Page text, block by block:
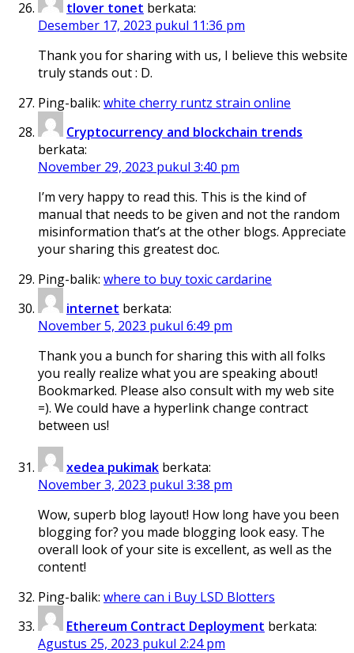
tlover tonet berkata:
Desember 17, 2023 pukul 11:36 pm
Thank you for sharing with us, I believe this website
truly stands out : D.
Ping-balik: white cherry runtz strain online
Cryptocurrency and blockchain trends
berkata:
November 29, 2023 pukul 3:40 pm
I’m very happy to read this. This is the kind of
manual that needs to be given and not the random
misinformation that’s at the other blogs. Appreciate
your sharing this greatest doc.
Ping-balik: where to buy toxic cardarine
internet berkata:
November 5, 2023 pukul 6:49 pm
Thank you a bunch for sharing this with all folks
you really realize what you are speaking about!
Bookmarked. Please also consult with my web site
=). We could have a hyperlink change contract
between us!
xedea pukimak berkata:
November 3, 2023 pukul 3:38 pm
Wow, superb blog layout! How long have you been
blogging for? you made blogging look easy. The
overall look of your site is excellent, as well as the
content!
Ping-balik: where can i Buy LSD Blotters
Ethereum Contract Deployment berkata:
Agustus 25, 2023 pukul 2:24 pm